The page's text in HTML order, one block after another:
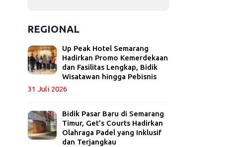
REGIONAL
Up Peak Hotel Semarang
Hadirkan Promo Kemerdekaan
dan Fasilitas Lengkap, Bidik
Wisatawan hingga Pebisnis
31 Juli 2026
Bidik Pasar Baru di Semarang
Timur, Get’s Courts Hadirkan
Olahraga Padel yang Inklusif
dan Terjangkau